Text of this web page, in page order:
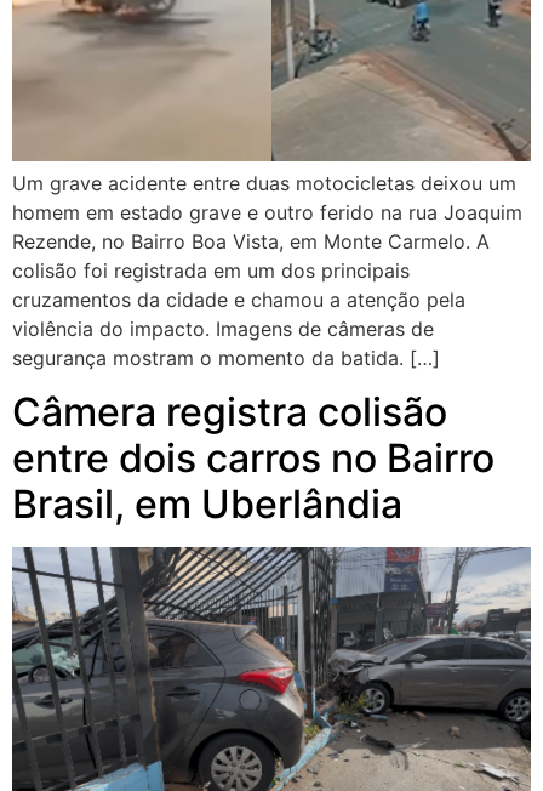
Um grave acidente entre duas motocicletas deixou um
homem em estado grave e outro ferido na rua Joaquim
Rezende, no Bairro Boa Vista, em Monte Carmelo. A
colisão foi registrada em um dos principais
cruzamentos da cidade e chamou a atenção pela
violência do impacto. Imagens de câmeras de
segurança mostram o momento da batida. […]
Câmera registra colisão
entre dois carros no Bairro
Brasil, em Uberlândia